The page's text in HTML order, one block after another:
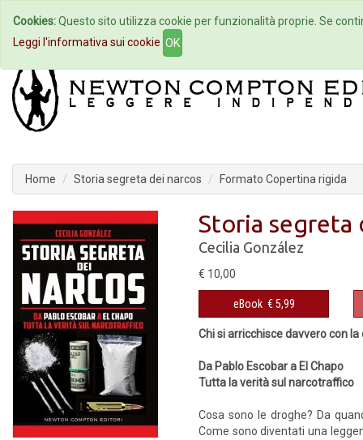
Home Autori Eventi
Home Storia segreta dei narcos Formato Copertina rigida
Storia segreta
Cecilia González
€ 10,00
eBook € 5,99
Chi si arricchisce davvero con la
Da Pablo Escobar a El Chapo
Tutta la verità sul narcotraffico
Cosa sono le droghe? Da
Come sono diventati una
Cookies:Questo sito utilizza cookie per funzionalità proprie. Se
Leggi l'informativa sui cookie OK